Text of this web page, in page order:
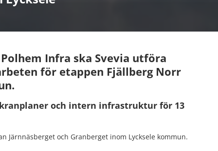
Infra ska Svevia utföra
för etappen Fjällberg Norr
och intern infrastruktur för 13
Järnnäsberget och Granberget inom Lycksele kommun.